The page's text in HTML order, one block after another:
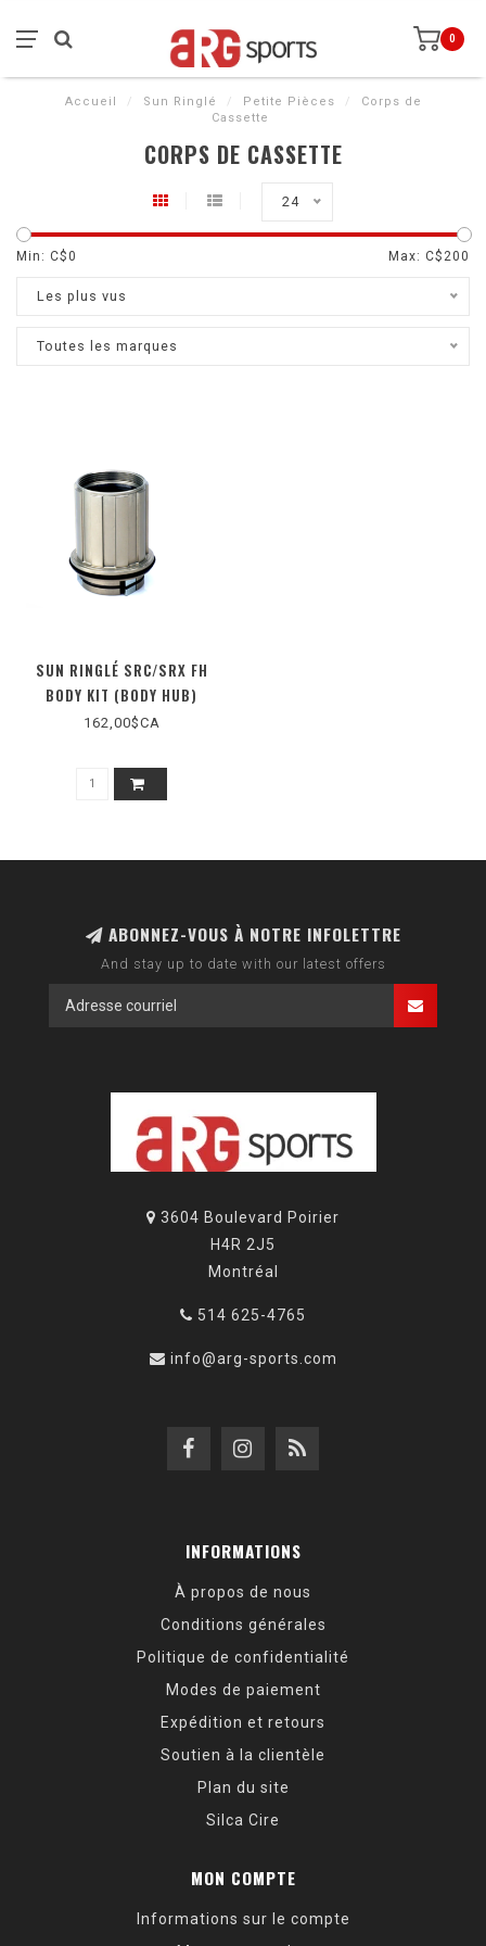
0
Accueil / Sun Ringlé / Petite Pièces /
Corps de
Cassette
CORPS DE CASSETTE
24
Min: C$0 Max: C$ 200
Les plus vus
Toutes les marques
SUN RINGLÉ SRC/SRX FH
BODY KIT (BODY HUB)
162,00$CA
ABONNEZ-VOUS À NOTRE INFOLETTRE
And stay up to date with our latest offers
3604 Boulevard Poirier
H4R 2J5
Montréal
514 625-4765
info@arg-sports.com
INFORMATIONS
À propos de nous
Conditions générales
Politique de confidentialité
Modes de paiement
Expédition et retours
Soutien à la clientèle
Plan du site
Silca Cire
MON COMPTE
Informations sur le compte